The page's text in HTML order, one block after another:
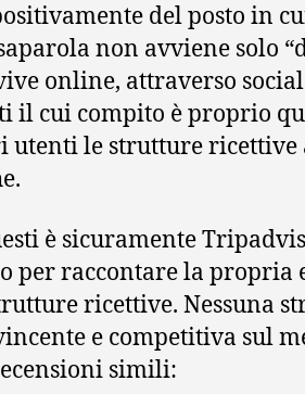
del posto in
non avviene solo
online, attraverso
il cui compito è proprio
utenti le strutture ricettive
è sicuramente
per raccontare la propria
ricettive. Nessuna
e competitiva sul
simili: